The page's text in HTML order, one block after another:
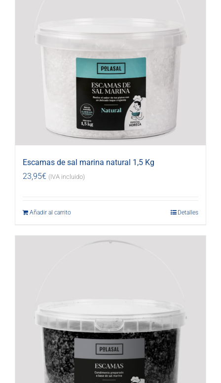
Escamas de sal marina natural 1,5 Kg
23,95€ (IVA incluido)
Añadir al carrito Detalles